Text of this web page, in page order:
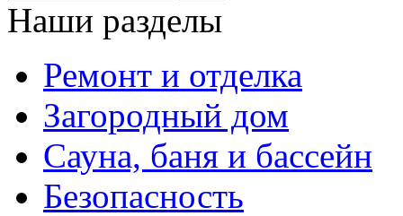
Наши разделы
Ремонт и отделка
Загородный дом
Сауна, баня и бассейн
Безопасность